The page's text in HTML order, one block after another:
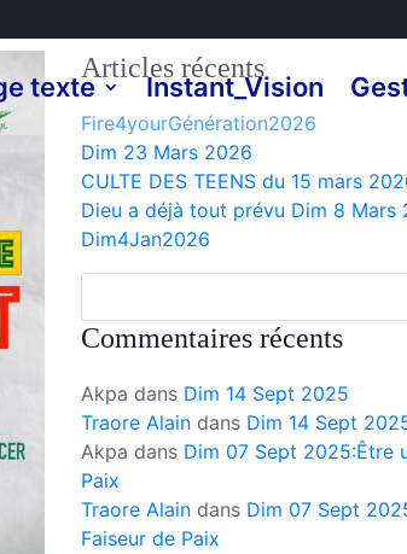
texte Instant_Vision
Articles récents
Fire4yourGénération2026
Dim 23 Mars 2026
CULTE DES TEENS du 15 mars
Dieu a déjà tout prévu Dim 8 Mars
Dim4Jan2026
Commentaires récents
Akpa dans Dim 14 Sept 2025
Traore Alain dans Dim 14 Sept
Akpa dans Dim 07 Sept 2025:Être
Paix
Traore Alain dans Dim 07 Sept
Faiseur de Paix